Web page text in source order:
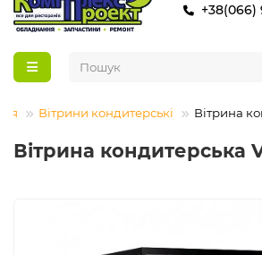
+38(066)
Вітрини кондитерські Вітрина
Вітрина кондитерська